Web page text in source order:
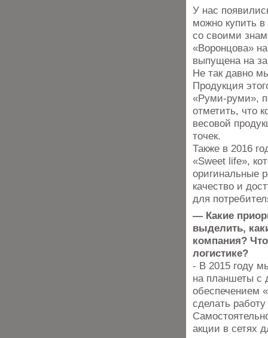
У нас
можно купить
со своими
«Воронцова»
выпущена на
Не так давно
Продукция
«Руми-руми»,
отметить, что
весовой
точек.
Также в 2016
«Sweet life»,
оригинальные
качество и
для
— Какие
выделить,
компания?
логистике?
- В 2015 году
на планшеты с
обеспечением
сделать
акции в сетях